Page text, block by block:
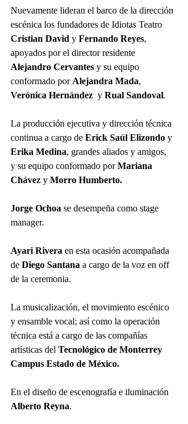
Nuevamente lideran el barco de la dirección
escénica los fundadores de Idiotas Teatro
Cristian David y Fernando Reyes,
apoyados por el director residente
Alejandro Cervantes y su equipo
conformado por Alejandra Mada,
Verónica Hernández y Rual Sandoval.
La producción ejecutiva y dirección técnica
continua a cargo de Erick Saúl Elizondo y
Erika Medina, grandes aliados y amigos,
y su equipo conformado por Mariana
Chávez y Morro Humberto.
Jorge Ochoa se desempeña como stage
manager.
Ayari Rivera en esta ocasión acompañada
de Diego Santana a cargo de la voz en off
de la ceremonia.
La musicalización, el movimiento escénico
y ensamble vocal; así como la operación
técnica está a cargo de las compañías
artísticas del Tecnológico de Monterrey
Campus Estado de México.
En el diseño de escenografía e iluminación
Alberto Reyna.